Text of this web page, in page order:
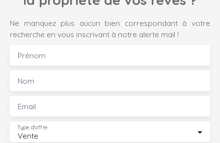
Ne manquez plus aucun bien correspondant à votre
recherche en vous inscrivant à notre alerte mail !
Prénom
Nom
Email
Vente
Type d'offre